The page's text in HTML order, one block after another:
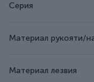
Серия
Материал рукояти/
Материал лезвия